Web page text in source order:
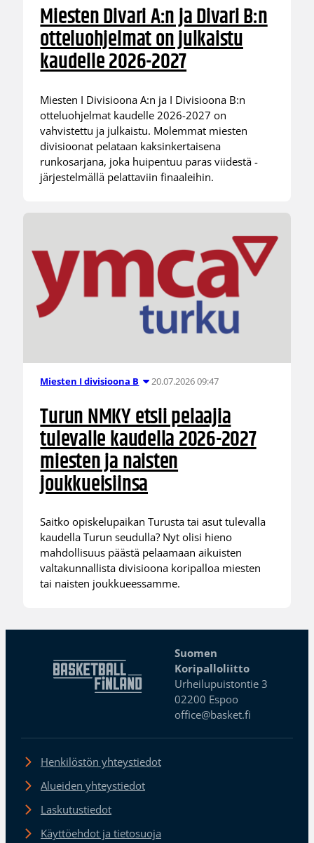
Miesten Divari A:n ja Divari B:n
otteluohjelmat on julkaistu
kaudelle 2026-2027
Miesten I Divisioona A:n ja I Divisioona B:n
otteluohjelmat kaudelle 2026-2027 on
vahvistettu ja julkaistu. Molemmat miesten
divisioonat pelataan kaksinkertaisena
runkosarjana, joka huipentuu paras viidestä -
järjestelmällä pelattaviin finaaleihin.
Miesten I divisioona B 20.07.2026 09:47
Turun NMKY etsii pelaajia
tulevalle kaudella 2026-2027
miesten ja naisten
joukkueisiinsa
Saitko opiskelupaikan Turusta tai asut tulevalla
kaudella Turun seudulla? Nyt olisi hieno
mahdollisuus päästä pelaamaan aikuisten
valtakunnallista divisioona koripalloa miesten
tai naisten joukkueessamme.
Suomen
Koripalloliitto
Urheilupuistontie 3
02200 Espoo
office@basket.fi
Henkilöstön yhteystiedot
Alueiden yhteystiedot
Laskutustiedot
Käyttöehdot ja tietosuoja